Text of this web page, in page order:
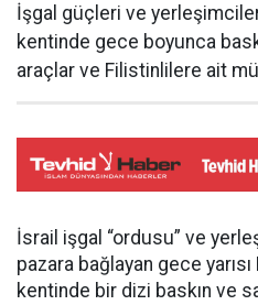
İşgal güçleri ve yerleşimciler,
kentinde gece boyunca
araçlar ve Filistinlilere ait
İsrail işgal “ordusu” ve
pazara bağlayan gece yarısı
kentinde bir dizi baskın ve